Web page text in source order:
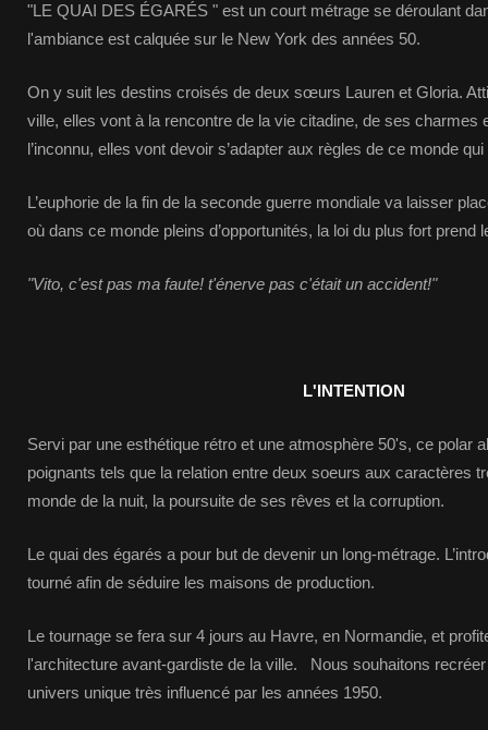
"LE QUAI DES ÉGARÉS " est un court métrage se déroulant
l'ambiance est calquée sur le New York des années 50.
On y suit les destins croisés de deux sœurs Lauren et Gloria.
ville, elles vont à la rencontre de la vie citadine, de ses charmes
l’inconnu, elles vont devoir s’adapter aux règles de ce monde
L’euphorie de la fin de la seconde guerre mondiale va laisser
où dans ce monde pleins d’opportunités, la loi du plus fort prend
"Vito, c'est pas ma faute! t'énerve pas c'était un accident!"
L'INTENTION
Servi par une esthétique rétro et une atmosphère 50's, ce polar
poignants tels que la relation entre deux soeurs aux caractères
monde de la nuit, la poursuite de ses rêves et la corruption.
Le quai des égarés a pour but de devenir un long-métrage.
tourné afin de séduire les maisons de production.
Le tournage se fera sur 4 jours au Havre, en Normandie, et
l'architecture avant-gardiste de la ville. Nous souhaitons
univers unique très influencé par les années 1950.